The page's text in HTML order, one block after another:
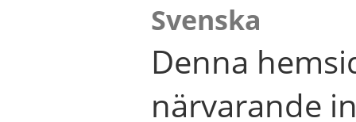
Svenska
Denna
närvarande